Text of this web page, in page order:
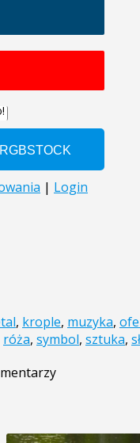
, krople, muzyka,
róża, symbol, sztuka,